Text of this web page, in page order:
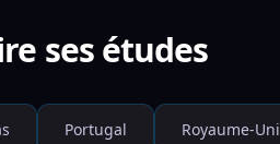
ses études
Portugal Royaume-Uni